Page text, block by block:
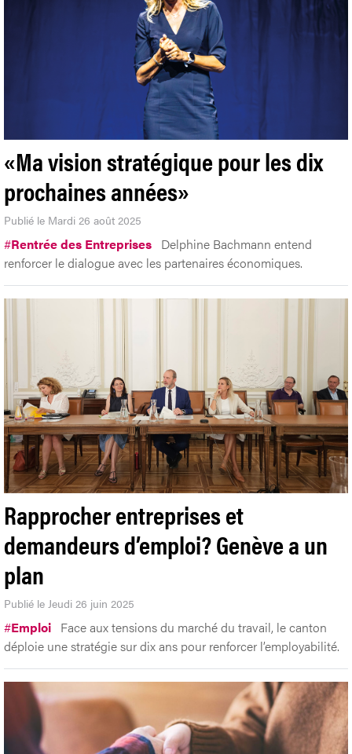
«Ma vision stratégique pour les dix
prochaines années»
Publié le Mardi 26 août 2025
#Rentrée des Entreprises Delphine Bachmann entend
renforcer le dialogue avec les partenaires économiques.
Rapprocher entreprises et
demandeurs d’emploi? Genève a un
plan
Publié le Jeudi 26 juin 2025
#Emploi Face aux tensions du marché du travail, le canton
déploie une stratégie sur dix ans pour renforcer l’employabilité.